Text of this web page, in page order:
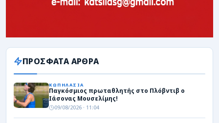
ΠΡΟΣΦΑΤΑ ΑΡΘΡΑ
ΚΩΠΗΛΑΣΙΑ
Παγκόσμιος πρωταθλητής στο Πλόβντιβ ο
Ιάσονας Μουσελίμης!
09/08/2026 · 11:04